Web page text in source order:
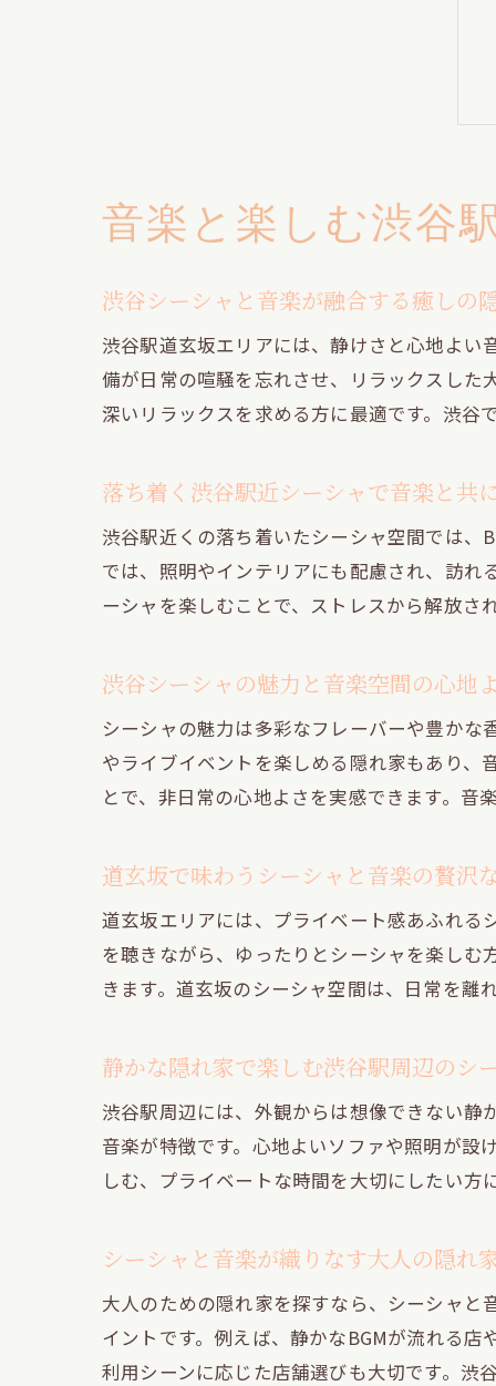
音楽と楽しむ渋谷
渋谷シーシャと音楽が融合する癒しの
渋谷駅道玄坂エリアには、静けさと心地よ
備が日常の喧騒を忘れさせ、リラックスした
深いリラックスを求める方に最適です。渋谷
落ち着く渋谷駅近シーシャで音楽と共
渋谷駅近くの落ち着いたシーシャ空間では、
では、照明やインテリアにも配慮され、訪れ
ーシャを楽しむことで、ストレスから解放さ
渋谷シーシャの魅力と音楽空間の心地
シーシャの魅力は多彩なフレーバーや豊か
やライブイベントを楽しめる隠れ家もあり、
とで、非日常の心地よさを実感できます。音
道玄坂で味わうシーシャと音楽の贅沢
道玄坂エリアには、プライベート感あふれる
を聴きながら、ゆったりとシーシャを楽しむ
きます。道玄坂のシーシャ空間は、日常を離
静かな隠れ家で楽しむ渋谷駅周辺のシ
渋谷駅周辺には、外観からは想像できない静
音楽が特徴です。心地よいソファや照明が設
しむ、プライベートな時間を大切にしたい方
シーシャと音楽が織りなす大人の隠れ
大人のための隠れ家を探すなら、シーシャと
イントです。例えば、静かなBGMが流れる店
利用シーンに応じた店舗選びも大切です。渋